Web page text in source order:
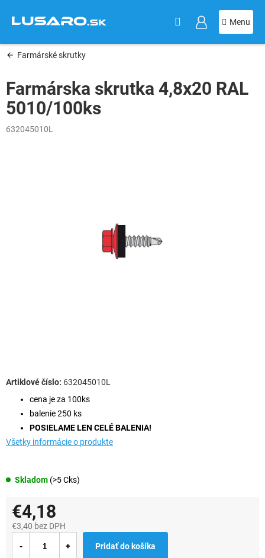
obsah
Farmárské skrutky
Farmárska skrutka 4,8x20 RAL
5010/100ks
632045010L
Skladom (>5 Cks)
cena je za 100ks
balenie 250 ks
POSIELAME LEN CELÉ BALENIA!
Všetky informácie o produkte
632045010L
€4,18
€3,40 bez DPH
cena:
Pridať do košíka